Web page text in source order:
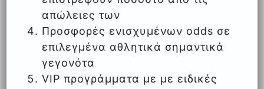
απώλειες των
Προσφορές ενισχυμένων odds σε
επιλεγμένα αθλητικά σημαντικά
γεγονότα
VIP προγράμματα με με ειδικές